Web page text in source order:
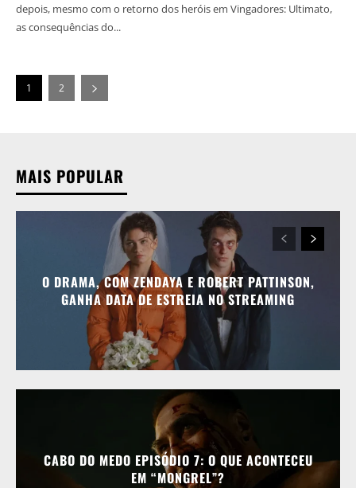
depois, mesmo com o retorno dos heróis em Vingadores: Ultimato,
as consequências do...
1 2
MAIS POPULAR
O DRAMA, COM ZENDAYA E ROBERT PATTINSON,
GANHA DATA DE ESTREIA NO STREAMING
CABO DO MEDO EPISÓDIO 7: O QUE ACONTECEU
EM “MONGREL”?